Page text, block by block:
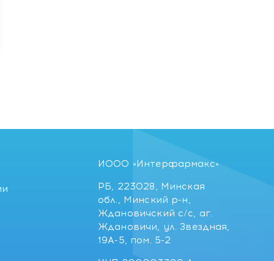
ИООО «Интерфармакс»
РБ, 223028, Минская
обл., Минский р-н,
Ждановичский с/с, аг.
Ждановичи, ул. Звездная,
19А-5, пом. 5-2